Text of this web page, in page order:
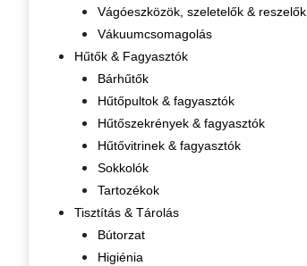
Vágóeszközök, szeletelők & reszelők
Vákuumcsomagolás
Hűtők & Fagyasztók
Bárhűtők
Hűtőpultok & fagyasztók
Hűtőszekrények & fagyasztók
Hűtővitrinek & fagyasztók
Sokkolók
Tartozékok
Tisztítás & Tárolás
Bútorzat
Higiénia